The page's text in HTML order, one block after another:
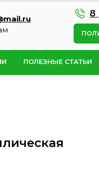
8
ПОЛЕЗНЫЕ СТАТЬИ